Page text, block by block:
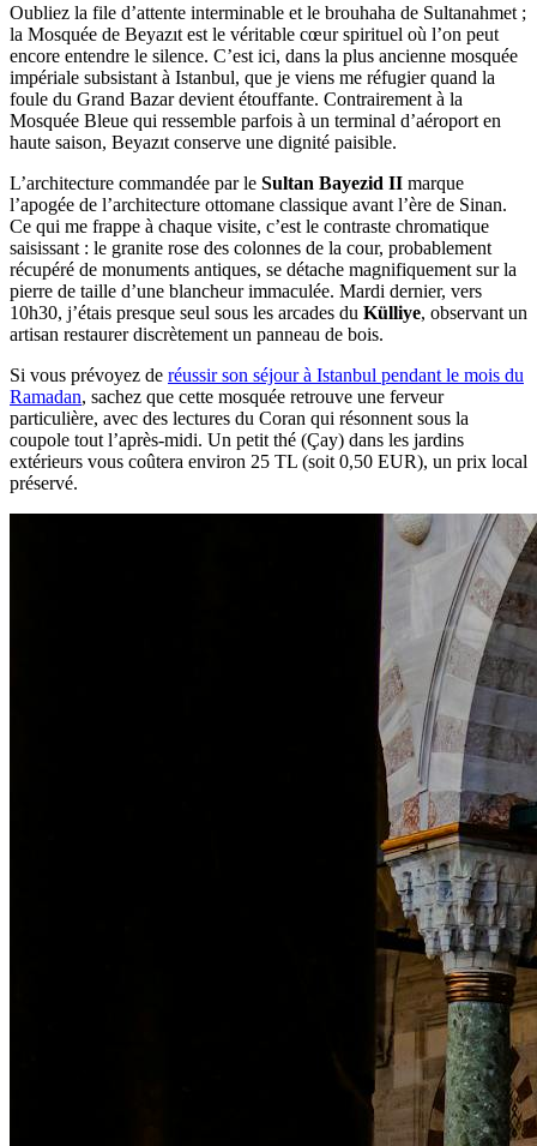
Oubliez la file d’attente interminable et le brouhaha de Sultanahmet ;
la Mosquée de Beyazıt est le véritable cœur spirituel où l’on peut
encore entendre le silence. C’est ici, dans la plus ancienne mosquée
impériale subsistant à Istanbul, que je viens me réfugier quand la
foule du Grand Bazar devient étouffante. Contrairement à la
Mosquée Bleue qui ressemble parfois à un terminal d’aéroport en
haute saison, Beyazıt conserve une dignité paisible.
L’architecture commandée par le Sultan Bayezid II marque
l’apogée de l’architecture ottomane classique avant l’ère de Sinan.
Ce qui me frappe à chaque visite, c’est le contraste chromatique
saisissant : le granite rose des colonnes de la cour, probablement
récupéré de monuments antiques, se détache magnifiquement sur la
pierre de taille d’une blancheur immaculée. Mardi dernier, vers
10h30, j’étais presque seul sous les arcades du Külliye, observant un
artisan restaurer discrètement un panneau de bois.
Si vous prévoyez de réussir son séjour à Istanbul pendant le mois du
Ramadan, sachez que cette mosquée retrouve une ferveur
particulière, avec des lectures du Coran qui résonnent sous la
coupole tout l’après-midi. Un petit thé (Çay) dans les jardins
extérieurs vous coûtera environ 25 TL (soit 0,50 EUR), un prix local
préservé.